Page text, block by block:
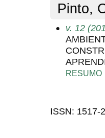
Pinto,
v. 12
RESUMO
ISSN: 1517-